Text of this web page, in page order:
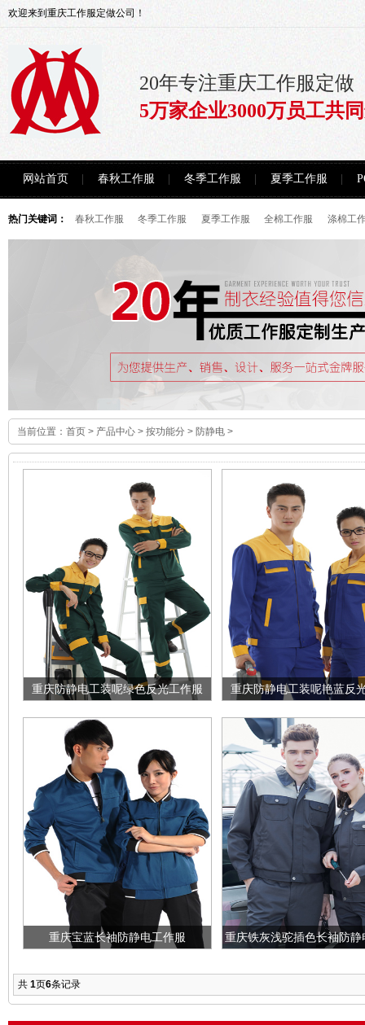
欢迎来到重庆工作服定做公司！
20年专注重庆工作服定做
5万家企业3000万员工共
网站首页 春秋工作服 冬季工作服 夏季工作服
热门关键词： 春秋工作服 冬季工作服 夏季工作服 全棉工作服 涤棉工
当前位置： 首页 > 产品中心 > 按功能分 > 防静电 >
重庆防静电工装呢绿色反光工作服 重庆防静电工装呢艳蓝反
重庆宝蓝长袖防静电工作服 重庆铁灰浅驼插色长袖防静
共 1页6条记录